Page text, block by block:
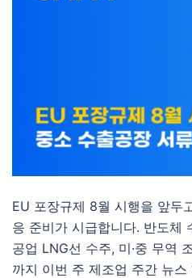
EU 포장규제 8월 시행을 앞두
응 준비가 시급합니다. 반도체
공업 LNG선 수주, 미·중 무역
까지 이번 주 제조업 주간 뉴